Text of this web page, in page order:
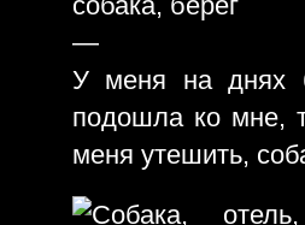
—
У меня на днях
подошла ко мне,
меня утешить,